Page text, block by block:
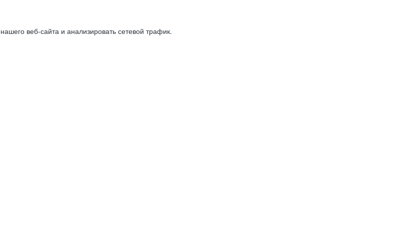
веб-сайта и анализировать сетевой трафик.